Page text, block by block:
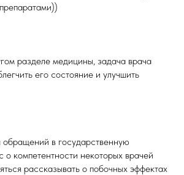
разделе медицины, задача врача
его состояние и улучшить
в государственную
о компетентности некоторых врачей
рассказывать о побочных эффектах